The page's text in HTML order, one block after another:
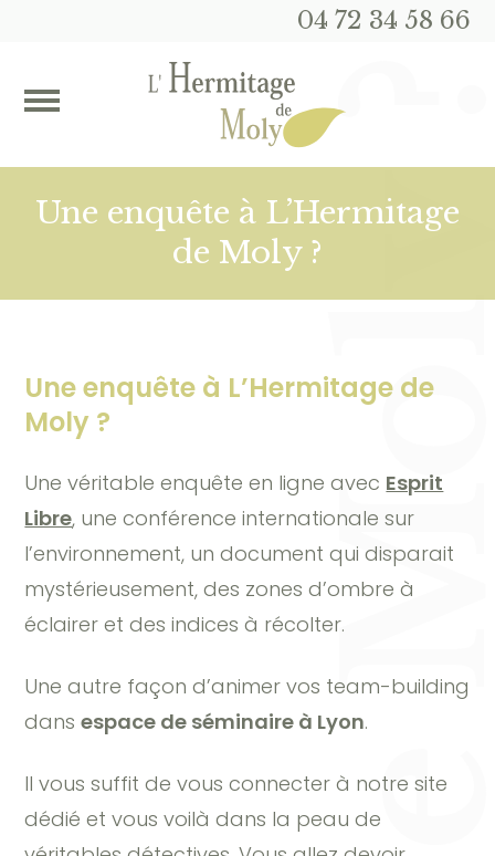
04 72 34 58 66
Une enquête à L’Hermitage
de Moly ?
Une enquête à L’Hermitage de
Moly ?
Une véritable enquête en ligne avec Esprit
Libre, une conférence internationale sur
l’environnement, un document qui disparait
mystérieusement, des zones d’ombre à
éclairer et des indices à récolter.
Une autre façon d’animer vos team-building
dansespace de séminaire à Lyon.
Il vous suffit de vous connecter à notre site
dédié et vous voilà dans la peau de